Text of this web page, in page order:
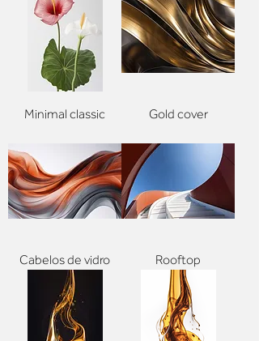
Minimal classic Gold cover
Cabelos de vidro Rooftop